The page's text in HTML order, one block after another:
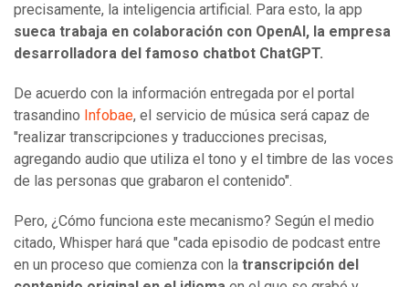
precisamente, la inteligencia artificial. Para esto, la app
sueca trabaja en colaboración con OpenAI, la empresa
desarrolladora del famoso chatbot ChatGPT.
De acuerdo con la información entregada por el portal
trasandino Infobae, el servicio de música será capaz de
"realizar transcripciones y traducciones precisas,
agregando audio que utiliza el tono y el timbre de las voces
de las personas que grabaron el contenido".
Pero, ¿Cómo funciona este mecanismo? Según el medio
citado, Whisper hará que "cada episodio de podcast entre
en un proceso que comienza con la transcripción del